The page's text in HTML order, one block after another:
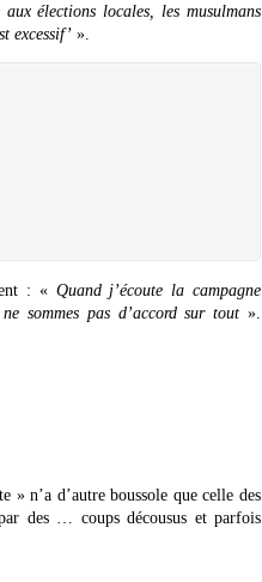
élections locales, les musulmans
excessif’ ».
: « Quand j’écoute la campagne
sommes pas d’accord sur tout ».
» n’a d’autre boussole que celle des
des … coups décousus et parfois